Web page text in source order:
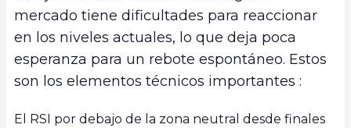
mercado tiene dificultades para reaccionar
en los niveles actuales, lo que deja poca
esperanza para un rebote espontáneo. Estos
son los elementos técnicos importantes :
El RSI por debajo de la zona neutral desde finales